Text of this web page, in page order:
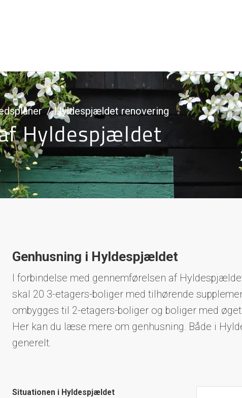
Hyldespjældet renovering
Hyldespjældet
Genhusning i Hyldespjældet
I forbindelse med gennemførelsen af
skal 20 3-etagers-boliger med tilhørende
ombygges til 2-etagers-boliger og boliger med
Her kan du læse mere om genhusning. Både i
generelt.
Situationen i Hyldespjældet